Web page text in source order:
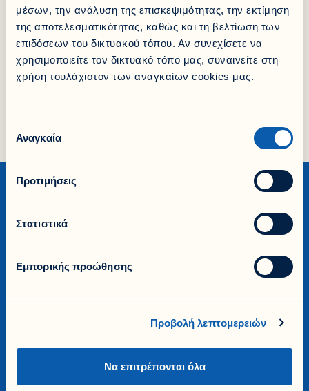
μέσων, την ανάλυση της επισκεψιμότητας, την εκτίμηση
της αποτελεσματικότητας, καθώς και τη βελτίωση των
επιδόσεων του δικτυακού τόπου. Αν συνεχίσετε να
χρησιμοποιείτε τον δικτυακό τόπο μας, συναινείτε στη
χρήση τουλάχιστον των αναγκαίων cookies μας.
συγκατάθεσης
Αναγκαία
Προτιμήσεις
Στατιστικά
Εμπορικής προώθησης
Προβολή λεπτομερειών
Να επιτρέπονται όλα
7 Φεβρουαρίου 2024
Διάκριση EcoVadis
Η Ιστορία μας
Γίνε Ασφαλιστικός Διαμεσολαβητής
Προσωπικά Δεδομένα